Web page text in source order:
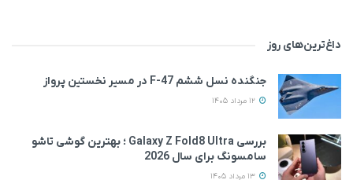
داغ‌ترین‌های روز
جنگنده نسل ششم F-47 در مسیر نخستین پرواز
بررسی Galaxy Z Fold8 Ultra ؛ بهترین گوشی تاشو
سامسونگ برای سال 2026